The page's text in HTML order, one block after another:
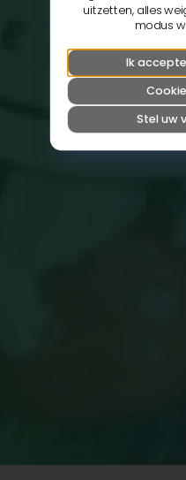
uitzetten, alles
modus
Ik
Stel uw